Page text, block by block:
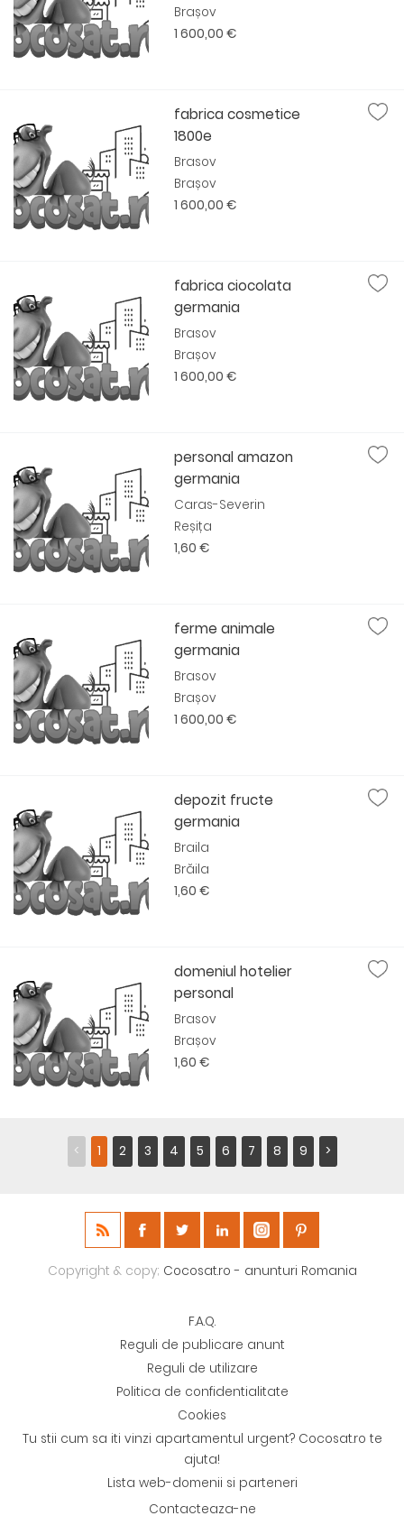
Brașov
1 600,00 €
fabrica cosmetice
1800e
Brasov
Brașov
1 600,00 €
fabrica ciocolata
germania
Brasov
Brașov
1 600,00 €
personal amazon
germania
Caras-Severin
Reșița
1,60 €
ferme animale
germania
Brasov
Brașov
1 600,00 €
depozit fructe
germania
Braila
Brăila
1,60 €
domeniul hotelier
personal
Brasov
Brașov
1,60 €
< 1 2 3 4 5 6 7 8 9 >
Copyright & copy; Cocosat.ro - anunturi Romania
F.A.Q.
Reguli de publicare anunt
Reguli de utilizare
Politica de confidentialitate
Cookies
Tu stii cum sa iti vinzi apartamentul urgent? Cocosat.ro te
ajuta!
Lista web-domenii si parteneri
Contacteaza-ne